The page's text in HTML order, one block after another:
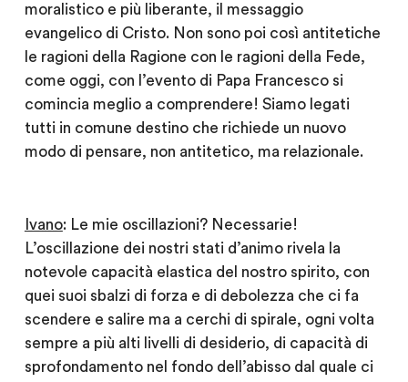
moralistico e più liberante, il messaggio
evangelico di Cristo. Non sono poi così antitetiche
le ragioni della Ragione con le ragioni della Fede,
come oggi, con l’evento di Papa Francesco si
comincia meglio a comprendere! Siamo legati
tutti in comune destino che richiede un nuovo
modo di pensare, non antitetico, ma relazionale.
Ivano: Le mie oscillazioni? Necessarie!
L’oscillazione dei nostri stati d’animo rivela la
notevole capacità elastica del nostro spirito, con
quei suoi sbalzi di forza e di debolezza che ci fa
scendere e salire ma a cerchi di spirale, ogni volta
sempre a più alti livelli di desiderio, di capacità di
sprofondamento nel fondo dell’abisso dal quale ci